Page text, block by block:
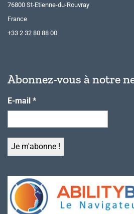
76800 St-Etienne-du-Rouvray
France
+33 2 32 80 88 00
Abonnez-vous à notre
E-mail *